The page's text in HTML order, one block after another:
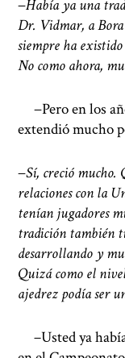
−Había ya una
Dr. Vidmar, a Bora
siempre ha
No como ahora,
−Pero en los
extendió mucho
−Sí, creció mucho.
relaciones con la
tenían jugadores
tradición también
desarrollando y
Quizá como el
ajedrez podía ser
−Usted ya